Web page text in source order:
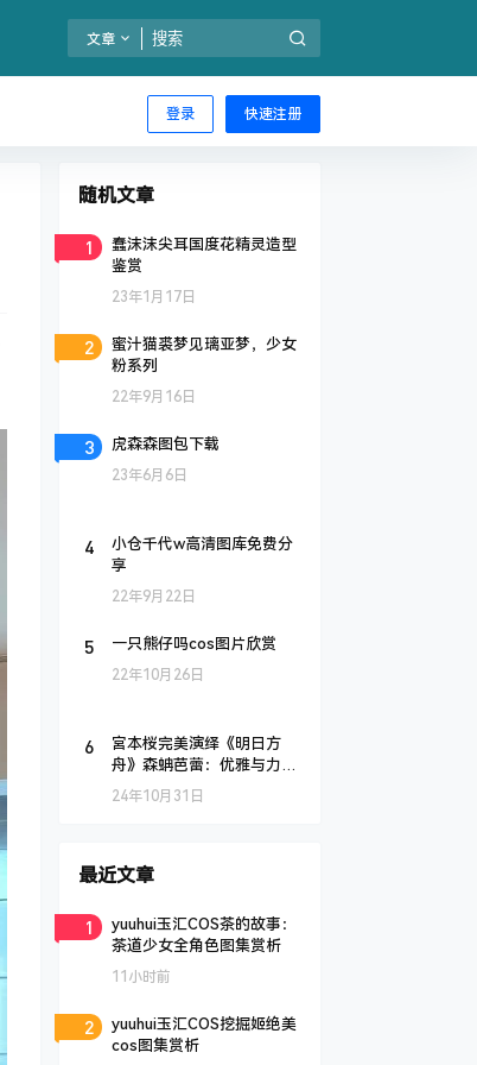
文章
登录 快速注册
随机文章
1
蠢沫沫尖耳国度花精灵造型
鉴赏
23年1月17日
2
蜜汁猫裘梦见璃亚梦，少女
粉系列
22年9月16日
3 虎森森图包下载
23年6月6日
4
小仓千代w高清图库免费分
享
22年9月22日
5 一只熊仔吗cos图片欣赏
22年10月26日
6
宮本桜完美演绎《明日方
舟》森蚺芭蕾：优雅与力量
的完美结合
24年10月31日
最近文章
1
yuuhui玉汇COS茶的故事：
茶道少女全角色图集赏析
11小时前
2
yuuhui玉汇COS挖掘姬绝美
cos图集赏析